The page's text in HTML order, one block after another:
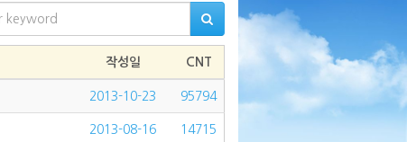
작성일 CNT
2013-10-23 95794
2013-08-16 14715